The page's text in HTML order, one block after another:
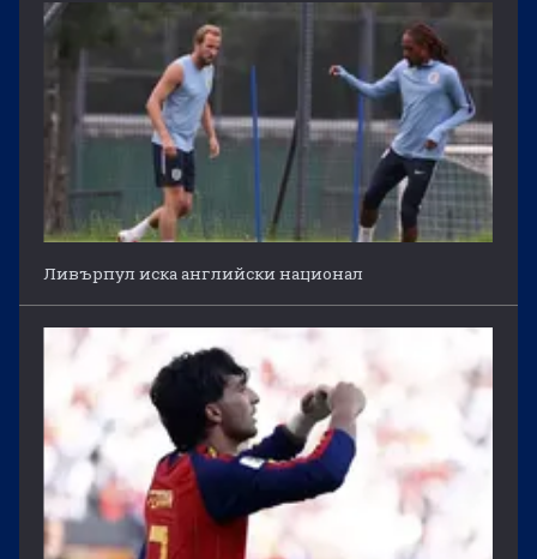
Ливърпул иска английски национал